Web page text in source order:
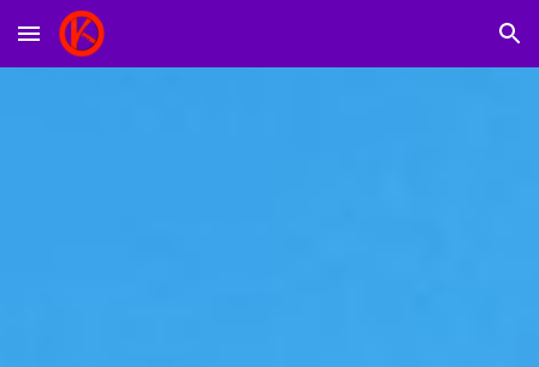
Skip to main content Skip to navigation